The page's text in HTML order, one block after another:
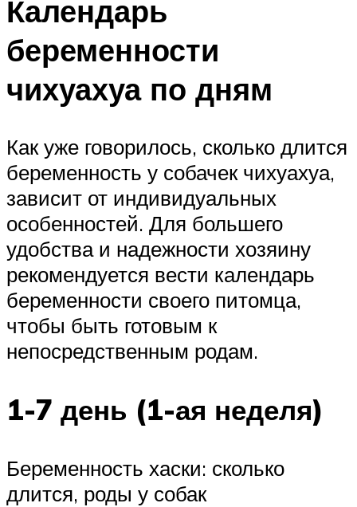
Календарь
беременности
чихуахуа по дням
Как уже говорилось, сколько длится
беременность у собачек чихуахуа,
зависит от индивидуальных
особенностей. Для большего
удобства и надежности хозяину
рекомендуется вести календарь
беременности своего питомца,
чтобы быть готовым к
непосредственным родам.
1-7 день (1-ая неделя)
Беременность хаски: сколько
длится, роды у собак